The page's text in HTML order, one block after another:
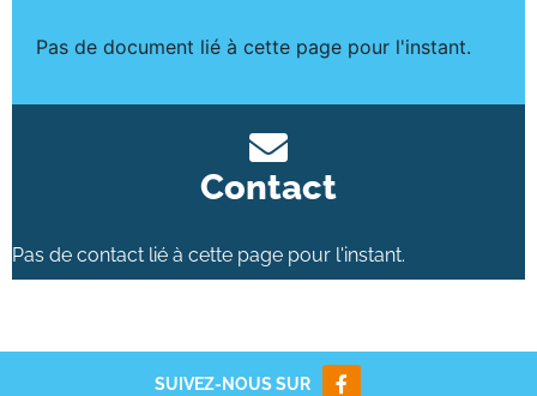
Pas de document lié à cette page pour l'instant.
Contact
Pas de contact lié à cette page pour l'instant.
SUIVEZ-NOUS SUR